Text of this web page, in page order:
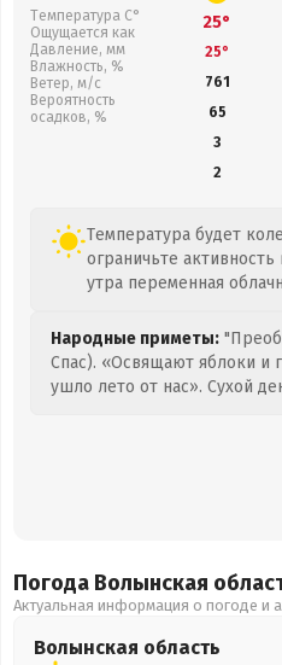
Температура С°
Ощущается как
Давление, мм
Влажность, %
Ветер, м/с
Вероятность
осадков, %
25°
25°
761
65
3
2
Температура будет
ограничьте
утра переменная
Народные приметы:
Спас). «Освящают яблоки
ушло лето от нас». Сухой
Погода Волынская
Актуальная информация о погоде и
Волынская область